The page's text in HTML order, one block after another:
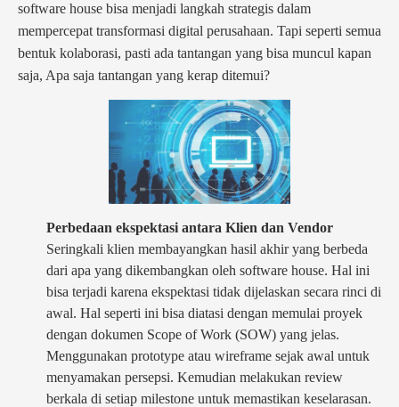
software house bisa menjadi langkah strategis dalam
mempercepat transformasi digital perusahaan. Tapi seperti semua
bentuk kolaborasi, pasti ada tantangan yang bisa muncul kapan
saja, Apa saja tantangan yang kerap ditemui?
Perbedaan ekspektasi antara Klien dan Vendor
Seringkali klien membayangkan hasil akhir yang berbeda
dari apa yang dikembangkan oleh software house. Hal ini
bisa terjadi karena ekspektasi tidak dijelaskan secara rinci di
awal. Hal seperti ini bisa diatasi dengan memulai proyek
dengan dokumen Scope of Work (SOW) yang jelas.
Menggunakan prototype atau wireframe sejak awal untuk
menyamakan persepsi. Kemudian melakukan review
berkala di setiap milestone untuk memastikan keselarasan.